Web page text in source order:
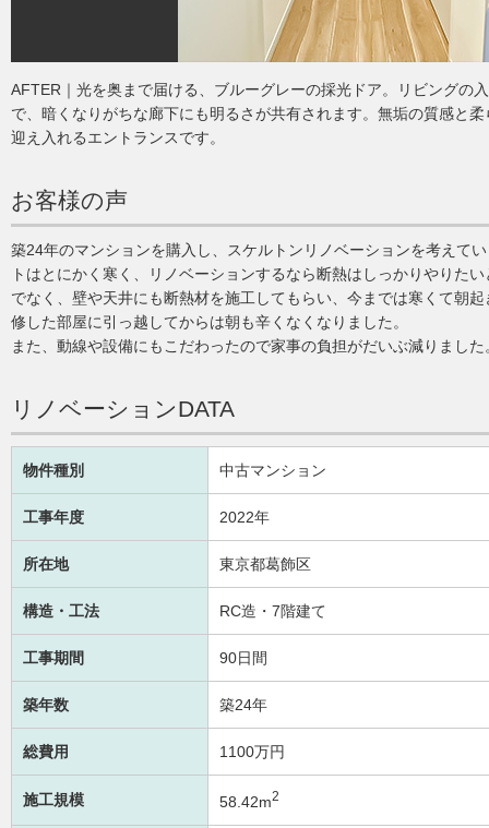
AFTER｜光を奥まで届ける、ブルーグレーの採光ドア。リビングの
で、暗くなりがちな廊下にも明るさが共有されます。無垢の質感と
迎え入れるエントランスです。
お客様の声
築24年のマンションを購入し、スケルトンリノベーションを考えて
トはとにかく寒く、リノベーションするなら断熱はしっかりやりた
でなく、壁や天井にも断熱材を施工してもらい、今までは寒くて朝
修した部屋に引っ越してからは朝も辛くなくなりました。
また、動線や設備にもこだわったので家事の負担がだいぶ減りました
リノベーションDATA
物件種別 中古マンション
工事年度 2022年
所在地 東京都葛飾区
構造・工法 RC造・7階建て
工事期間 90日間
築年数 築24年
総費用 1100万円
施工規模 58.42m2